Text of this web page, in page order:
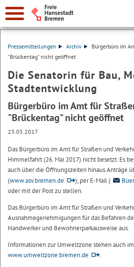
Suche:
Pressemitteilungen Archiv
Bürgerbüro im
"Brückentag" nicht geöffnet
Die Senatorin für Bau,
Stadtentwicklung
Bürgerbüro im Amt für
"Brückentag" nicht geöffnet
23.05.2017
Das Bürgerbüro im Amt für Straßen und
Himmelfahrt (26. Mai 2017) nicht besetzt. Es
auch über die Öffnungszeiten hinaus Anträge
(www.asv.bremen.de ), per E-Mail (
oder mit der Post zu stellen.
Das Bürgerbüro im Amt für Straßen und
Ausnahmegenehmigungen für das Befahren
Handwerker und Bewohnerparkausweise aus.
Informationen zur Umweltzone stehen auch
www.umweltzone.bremen.de
.